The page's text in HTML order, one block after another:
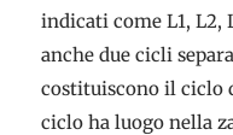
indicati come L1, L2,
anche due cicli
costituiscono il ciclo
ciclo ha luogo nella